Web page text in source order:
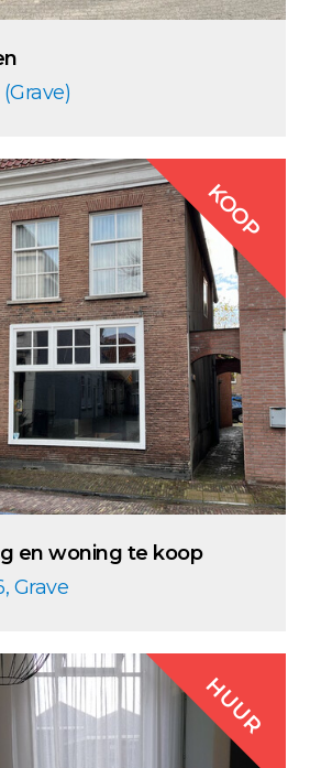
en woning te koop
Grave
KOOP
HUUR